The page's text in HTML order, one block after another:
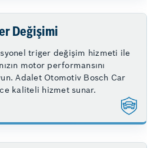
Değişimi
triger değişim hizmeti ile
motor performansını
Adalet Otomotiv Bosch Car
kaliteli hizmet sunar.